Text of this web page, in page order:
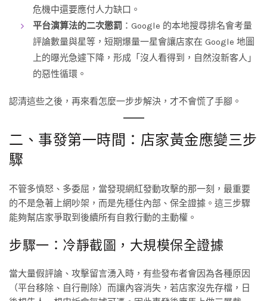
危機中還要應付人力缺口。
平台演算法的二次懲罰 ：Google 的本地搜尋排名會考量
評論數量與星等，短期爆量一星會讓店家在 Google 地圖
上的曝光急遽下降，形成「沒人看得到，自然沒新客人」
的惡性循環。
認清這些之後，再來看怎麼一步步解決，才不會慌了手腳。
二、事發第一時間：店家黃金應變三步
驟
不管多憤怒、多委屈，當發現網紅發動攻擊的那一刻，最重要
的不是急著上網吵架，而是先穩住內部、保全證據。這三步驟
能夠幫店家爭取到後續所有自救行動的主動權。
步驟一：冷靜截圖，大規模保全證據
當大量假評論、攻擊留言湧入時，有些發布者會因為各種原因
（平台移除、自行刪除）而讓內容消失，若店家沒先存檔，日